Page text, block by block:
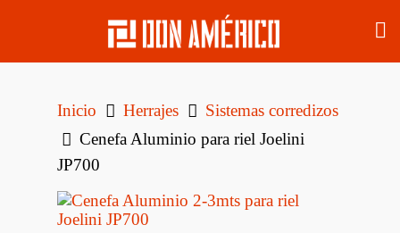
Inicio Herrajes
Sistemas corredizos
Cenefa Aluminio para riel Joelini
JP700